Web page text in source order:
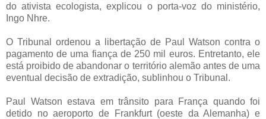
do ativista ecologista, explicou o porta-voz do ministério,
Ingo Nhre.
O Tribunal ordenou a libertação de Paul Watson contra o
pagamento de uma fiança de 250 mil euros. Entretanto, ele
está proibido de abandonar o território alemão antes de uma
eventual decisão de extradição, sublinhou o Tribunal.
Paul Watson estava em trânsito para França quando foi
detido no aeroporto de Frankfurt (oeste da Alemanha) e